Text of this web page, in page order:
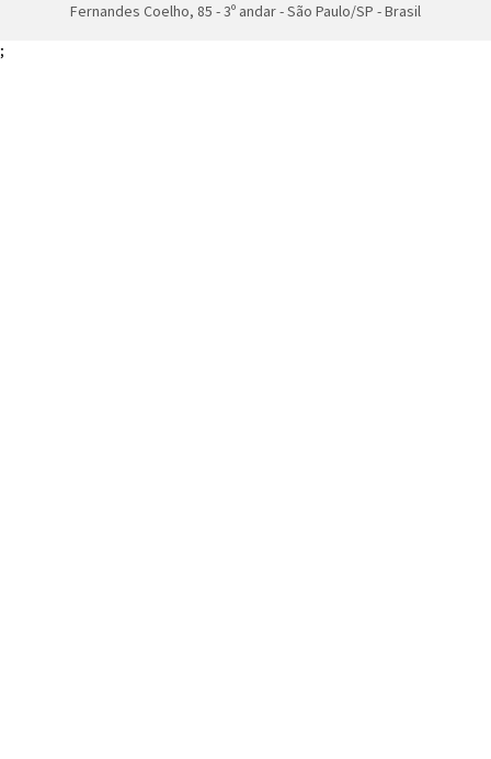
Fernandes Coelho, 85 - 3º andar - São Paulo/SP - Brasil
;